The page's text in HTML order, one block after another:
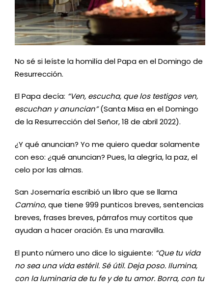
No sé si leíste la homilía del Papa en el Domingo de
Resurrección.
El Papa decía: “Ven, escucha, que los testigos ven,
escuchan y anuncian”(Santa Misa en el Domingo
de la Resurrección del Señor, 18 de abril 2022).
¿Y qué anuncian? Yo me quiero quedar solamente
con eso: ¿qué anuncian? Pues, la alegría, la paz, el
celo por las almas.
San Josemaría escribió un libro que se llama
Camino, que tiene 999 punticos breves, sentencias
breves, frases breves, párrafos muy cortitos que
ayudan a hacer oración. Es una maravilla.
El punto número uno dice lo siguiente: “Que tu vida
no sea una vida estéril. Sé útil. Deja poso. Ilumina,
con la luminaria de tu fe y de tu amor. Borra, con tu